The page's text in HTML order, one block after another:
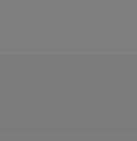
LTDA / CNPJ
máxima de 40
Não é